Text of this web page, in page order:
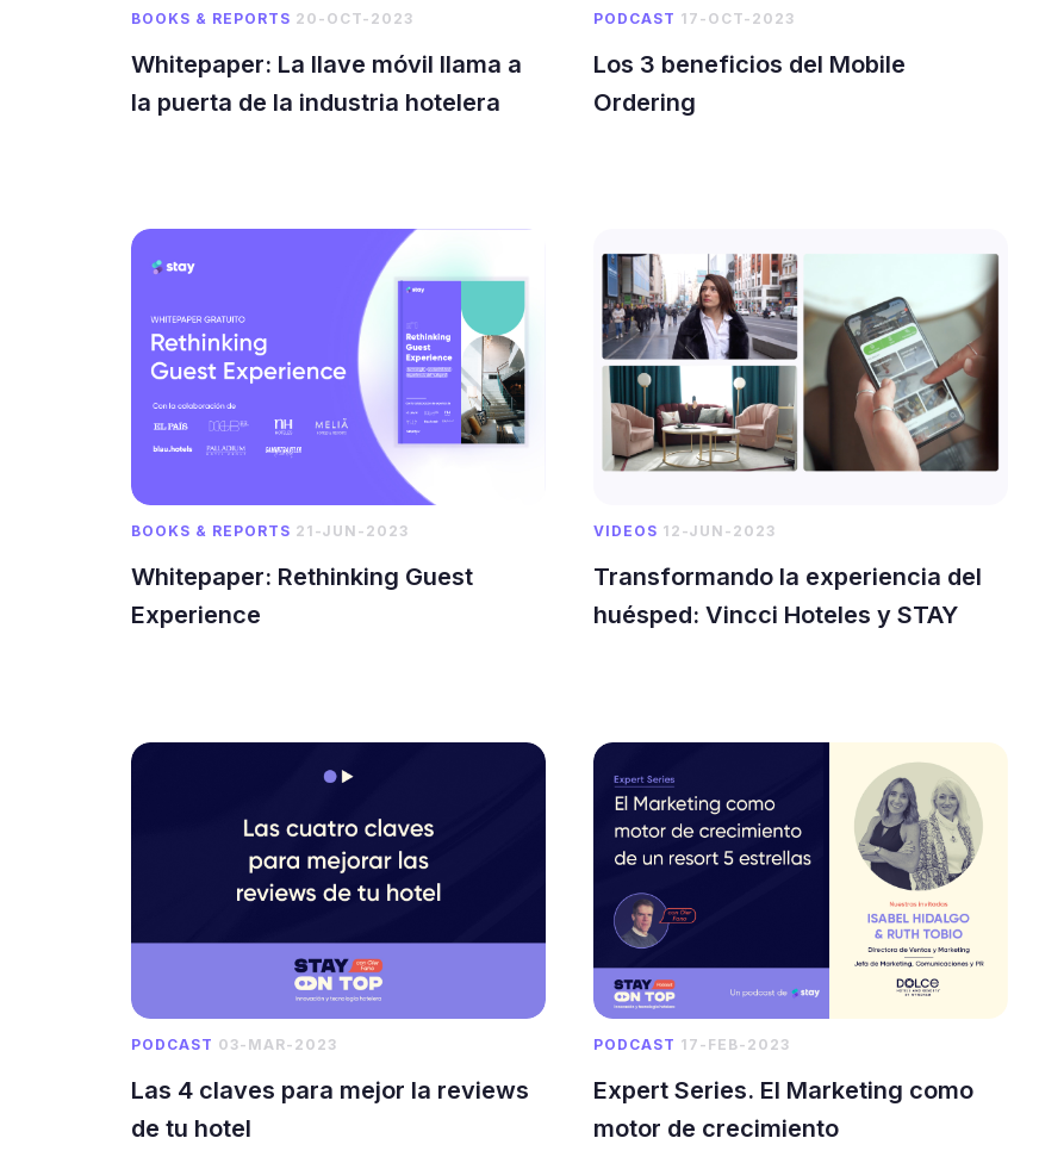
BOOKS & REPORTS 20-OCT-2023
Whitepaper: La llave móvil llama a
la puerta de la industria hotelera
PODCAST 17-OCT-2023
Los 3 beneficios del Mobile
Ordering
BOOKS & REPORTS 21-JUN-2023
Whitepaper: Rethinking Guest
Experience
VIDEOS 12-JUN-2023
Transformando la experiencia del
huésped: Vincci Hoteles y STAY
PODCAST 03-MAR-2023
Las 4 claves para mejor la reviews
de tu hotel
PODCAST 17-FEB-2023
Expert Series. El Marketing como
motor de crecimiento